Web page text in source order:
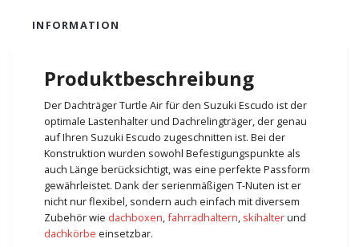
INFORMATION
Produktbeschreibung
Der Dachträger Turtle Air für den Suzuki Escudo ist der
optimale Lastenhalter und Dachrelingträger, der genau
auf Ihren Suzuki Escudo zugeschnitten ist. Bei der
Konstruktion wurden sowohl Befestigungspunkte als
auch Länge berücksichtigt, was eine perfekte Passform
gewährleistet. Dank der serienmäßigen T-Nuten ist er
nicht nur flexibel, sondern auch einfach mit diversem
Zubehör wie dachboxen,fahrradhaltern, skihalterund
dachkörbe einsetzbar.